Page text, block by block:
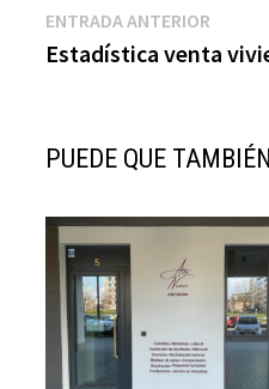
Navegación
de
ENTRADA ANTERIOR
Estadística venta
PUEDE QUE